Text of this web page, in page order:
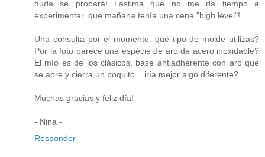
duda se probará! Lástima que no me da tiempo a
experimentar, que mañana tenía una cena "high level"!
Una consulta por el momento: qué tipo de molde utilizas?
Por la foto parece una espécie de aro de acero inoxidable?
El mío es de los clásicos, base antiadherente con aro que
se abre y cierra un poquito... iría mejor algo diferente?
Muchas gracias y feliz día!
- Nina -
Responder